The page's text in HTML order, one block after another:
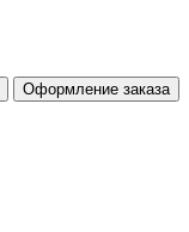
Оформление заказа